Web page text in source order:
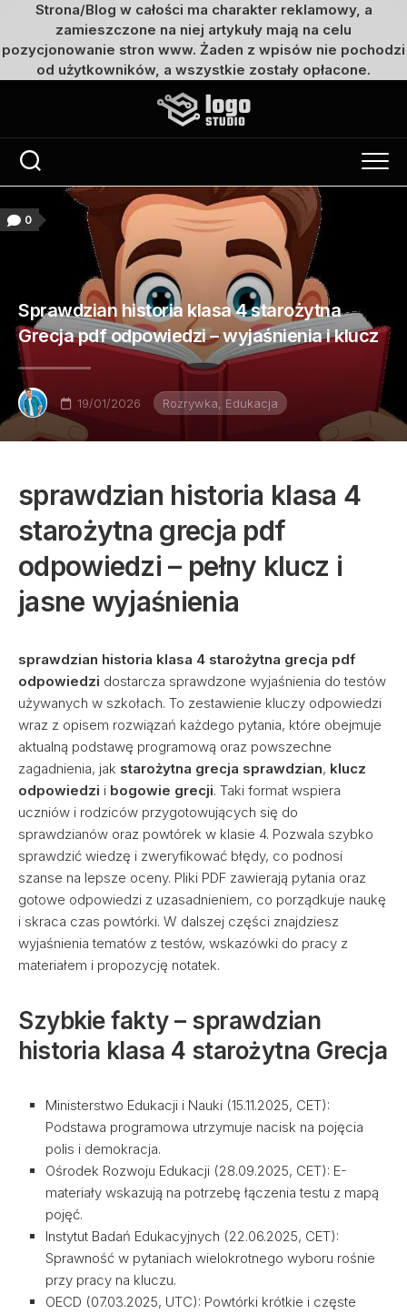
Strona/Blog w całości ma charakter reklamowy, a
zamieszczone na niej artykuły mają na celu
pozycjonowanie stron www. Żaden z wpisów nie pochodzi
od użytkowników, a wszystkie zostały opłacone.
0
Sprawdzian historia klasa 4 starożytna
Grecja pdf odpowiedzi – wyjaśnienia i klucz
19/01/2026 Rozrywka, Edukacja
sprawdzian historia klasa 4
starożytna grecja pdf
odpowiedzi – pełny klucz i
jasne wyjaśnienia
sprawdzian historia klasa 4 starożytna grecja pdf
odpowiedzi dostarcza sprawdzone wyjaśnienia do testów
używanych w szkołach. To zestawienie kluczy odpowiedzi
wraz z opisem rozwiązań każdego pytania, które obejmuje
aktualną podstawę programową oraz powszechne
zagadnienia, jak starożytna grecja sprawdzian, klucz
odpowiedzi i bogowie grecji. Taki format wspiera
uczniów i rodziców przygotowujących się do
sprawdzianów oraz powtórek w klasie 4. Pozwala szybko
sprawdzić wiedzę i zweryfikować błędy, co podnosi
szanse na lepsze oceny. Pliki PDF zawierają pytania oraz
gotowe odpowiedzi z uzasadnieniem, co porządkuje naukę
i skraca czas powtórki. W dalszej części znajdziesz
wyjaśnienia tematów z testów, wskazówki do pracy z
materiałem i propozycję notatek.
Szybkie fakty – sprawdzian
historia klasa 4 starożytna Grecja
Ministerstwo Edukacji i Nauki (15.11.2025, CET):
Podstawa programowa utrzymuje nacisk na pojęcia
polis i demokracja.
Ośrodek Rozwoju Edukacji (28.09.2025, CET): E-
materiały wskazują na potrzebę łączenia testu z mapą
pojęć.
Instytut Badań Edukacyjnych (22.06.2025, CET):
Sprawność w pytaniach wielokrotnego wyboru rośnie
przy pracy na kluczu.
OECD (07.03.2025, UTC): Powtórki krótkie i częste